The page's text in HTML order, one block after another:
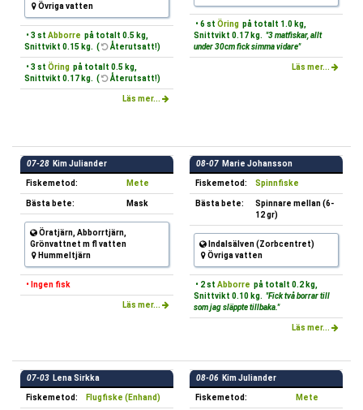
Övriga vatten
• 3 st Abborre på totalt 0.5 kg,
Snittvikt 0.15 kg. (
Återutsatt!)
• 3 st Öring på totalt 0.5 kg,
Snittvikt 0.17 kg. (
Återutsatt!)
Läs mer...
• 6 st Öring på totalt 1.0 kg,
Snittvikt 0.17 kg. "3 matfiskar, allt
under 30cm fick simma vidare"
Läs mer...
07-28 Kim Juliander
Fiskemetod: Mete
Bästa bete: Mask
Öratjärn, Abborrtjärn,
Grönvattnet m fl vatten
Hummeltjärn
• Ingen fisk
Läs mer...
08-07 Marie Johansson
Fiskemetod: Spinnfiske
Bästa bete:
Spinnare mellan (6-
12 gr)
Indalsälven (Zorbcentret)
Övriga vatten
• 2 st Abborre på totalt 0.2 kg,
Snittvikt 0.10 kg. "Fick två borrar till
som jag släppte tillbaka."
Läs mer...
07-03 Lena Sirkka
Fiskemetod: Flugfiske (Enhand)
08-06 Kim Juliander
Fiskemetod: Mete